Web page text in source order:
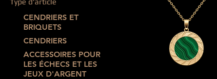
CENDRIERS ET
BRIQUETS
CENDRIERS
ACCESSOIRES POUR
LES ÉCHECS ET LES
JEUX D'ARGENT